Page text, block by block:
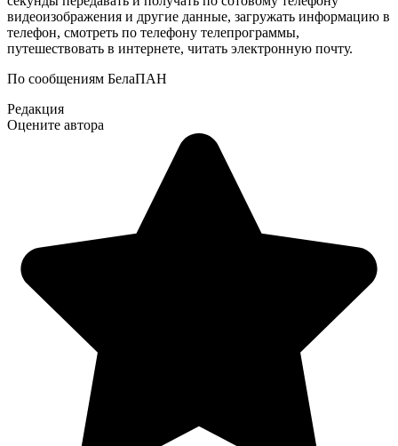
видеоизображения и другие данные, загружать информацию в
телефон, смотреть по телефону телепрограммы,
путешествовать в интернете, читать электронную почту.
По сообщениям БелаПАН
Редакция
Оцените автора